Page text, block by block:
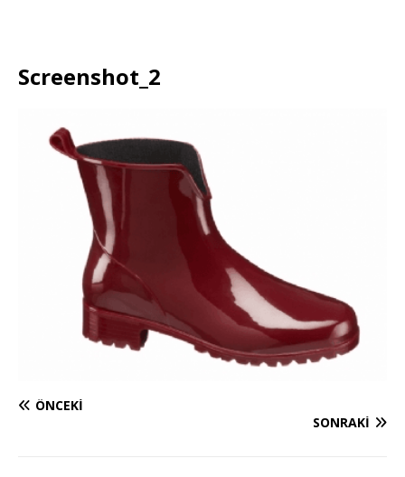
Screenshot_2
ÖNCEKI
SONRAKI